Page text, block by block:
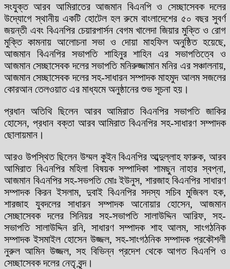
সংযুক্ত আরব আমিরাতের আজমান বিএনপি ও সেচ্ছাসেবক দলের
উদ্যোগে স্থানীয় একটি হোটেল হল রুমে বাংলাদেশের ৫০ বছর সুবর্ণ
জয়ন্তী এবং বিএনপির চেয়ারপার্সন বেগম খালেদা জিয়ার মুক্তি ও রোগ
মুক্তি কামনায় আলোচনা সভা ও দোয়া মাহফিল অনুষ্ঠিত হয়েছে,
আজমান বিএনপির সভাপতি শাহিনুর শাহিন এর সভাপতিত্বে ও
আজমান সেচ্ছাসেবক দলের সভাপতি মনিরুজ্জামান মনির এর সঞ্চালনায়,
আজমান সেচ্ছাসেবক দলের সহ-সাধারন সম্পাদক মাহমুদ আলম সজলের
কোরআন তেলওয়াত এর মাধ্যমে অনুষ্ঠানের শুভ সূচনা হয়।
প্রধান অতিথি ছিলেন আরব আমিরাত বিএনপির সভাপতি জাকির
হোসেন, প্রধান বক্তা আরব আমিরাত বিএনপির সহ-সাধারণ সম্পাদক
ছোলায়মান।
আরও উপস্থিত ছিলেন উম্মল কুইন বিএনপির আব্দুল্লাহ ফারুক, আরব
আমিরাত বিএনপির মহিলা বিষয়ক সম্পাদিকা শামছুন নাহার স্বপ্না,
আজমান বিএনপির সহ-সভপতি মোঃ ইউনুস, শারজাহ বিএনপির সাধারণ
সম্পাদক কিরন ইসলাম, দুবাই বিএনপির সদস্য সচিব মুজিবল হক,
শারজাহ যুবদলের সাধারন সম্পাদক আনোয়ার হোসেন, আজমান
সেচ্ছাসেবক দলের সিনিয়র সহ-সভাপতি সালাউদ্দিন আরিফ, সহ-
সভাপতি সালাউদ্দিন রনি, সাধারণ সম্পাদক শাহ আলম, সাংগঠনিক
সম্পাদক ইসমাইল হোসেন উজ্জল, সহ-সাংগঠনিক সম্পাদক প্রকৌশলী
নুরুল আমিন উজ্জল, সহ বিভিন্ন প্রদেশ থেকে আগত বিএনপি ও
সেচ্ছাসেবক দলের নেতৃ বৃন্দ।